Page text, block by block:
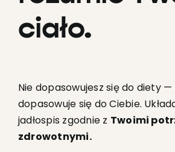
ciało.
Nie dopasowujesz się do diety
dopasowuje się do Ciebie.
jadłospis zgodnie z Twoimi
zdrowotnymi.